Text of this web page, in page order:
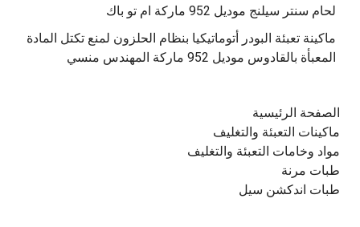
‫ماكينة تعبئة البودر أتوماتيكيا بنظام الحلزون لمنع تكتل المادة
الصفحة الرئيسية
ماكينات التعبئة والتغليف
مواد وخامات التعبئة والتغليف
طبات مرنة
طبات اندكشن سيل